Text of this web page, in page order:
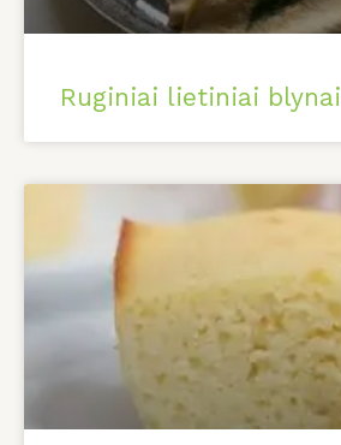
Ruginiai lietiniai blynai